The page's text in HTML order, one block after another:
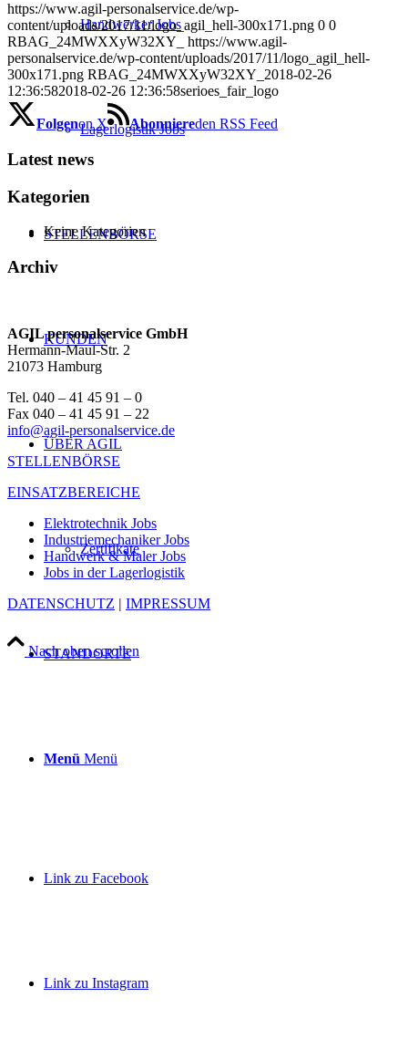
Handwerker Jobs
Lagerlogistik Jobs
STELLENBÖRSE
KUNDEN
ÜBER AGIL
Zertifikate
STANDORTE
Menü Menü
Link zu Facebook
Link zu Instagram
https://www.agil-personalservice.de/wp-
content/uploads/2017/11/logo_agil_hell-300x171.png 0 0
RBAG_24MWXXyW32XY_
https://www.agil-
personalservice.de/wp-content/uploads/2017/11/logo_agil_hell-
300x171.png RBAG_24MWXXyW32XY_ 2018-02-26
12:36:582018-02-26 12:36:58serioes_fair_logo
Folgenon X Abonniereden RSS Feed
Latest news
Kategorien
Keine Kategorien
Archiv
AGIL personalservice GmbH
Hermann-Maul-Str. 2
21073 Hamburg
Tel. 040 – 41 45 91 – 0
Fax 040 – 41 45 91 – 22
info@agil-personalservice.de
STELLENBÖRSE
EINSATZBEREICHE
Elektrotechnik Jobs
Industriemechaniker Jobs
Handwerk & Maler Jobs
Jobs in der Lagerlogistik
DATENSCHUTZ | IMPRESSUM
Nach oben scrollen